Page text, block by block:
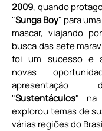
2009, quando
"Sunga Boy" para
mascar, viajando
busca das sete
foi um sucesso e
novas
apresentação
"Sustentáculos" na
explorou temas de
várias regiões do